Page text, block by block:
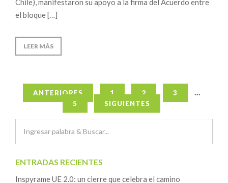
Chile), manifestaron su apoyo a la firma del Acuerdo entre
el bloque […]
LEER MÁS
Navegación
entradas
ANTERIORES 1 2 3 …
5 SIGUIENTES
ENTRADAS RECIENTES
Inspyrame UE 2.0: un cierre que celebra el camino